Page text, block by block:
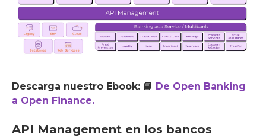
Descarga nuestro Ebook: 📘 De Open Banking
a Open Finance.
API Management en los bancos